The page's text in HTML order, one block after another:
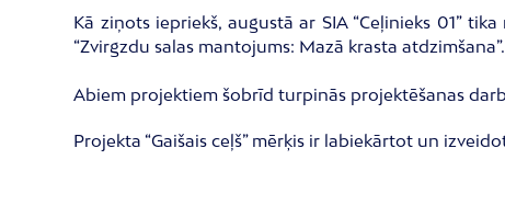
Kā ziņots iepriekš, augustā ar SIA “Ceļinieks 01”
“Zvirgzdu salas mantojums: Mazā krasta
Abiem projektiem šobrīd turpinās projektēšanas
Projekta “Gaišais ceļš” mērķis ir labiekārtot un